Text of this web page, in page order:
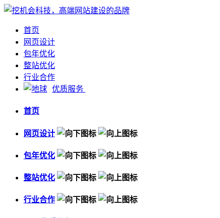
首页
网页设计
包年优化
整站优化
行业合作
优质服务
首页
网页设计
包年优化
整站优化
行业合作